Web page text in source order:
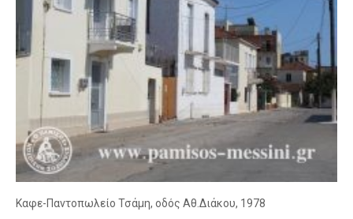
Καφε-Παντοπωλείο Τσάμη, οδός Αθ.Διάκου, 1978